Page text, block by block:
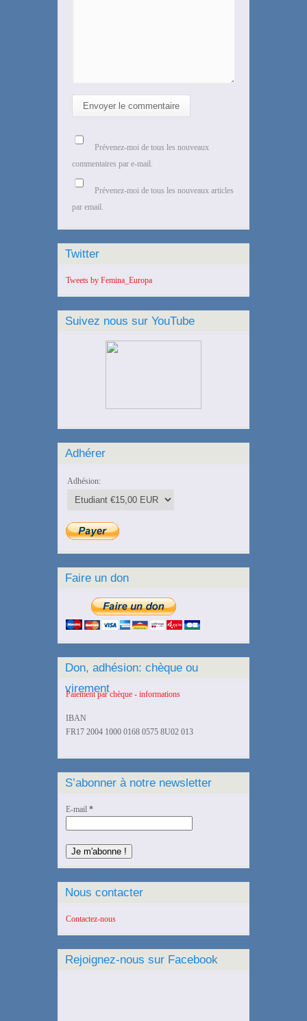
Envoyer le commentaire
Prévenez-moi de tous les nouveaux
commentaires par e-mail.
Prévenez-moi de tous les nouveaux articles
par email.
Twitter
Tweets by Femina_Europa
Suivez nous sur YouTube
Adhérer
Adhésion:
Faire un don
Don, adhésion: chèque ou
virement
Paiement par chèque - informations
IBAN
FR17 2004 1000 0168 0575 8U02 013
S’abonner à notre newsletter
E-mail *
Nous contacter
Contactez-nous
Rejoignez-nous sur Facebook